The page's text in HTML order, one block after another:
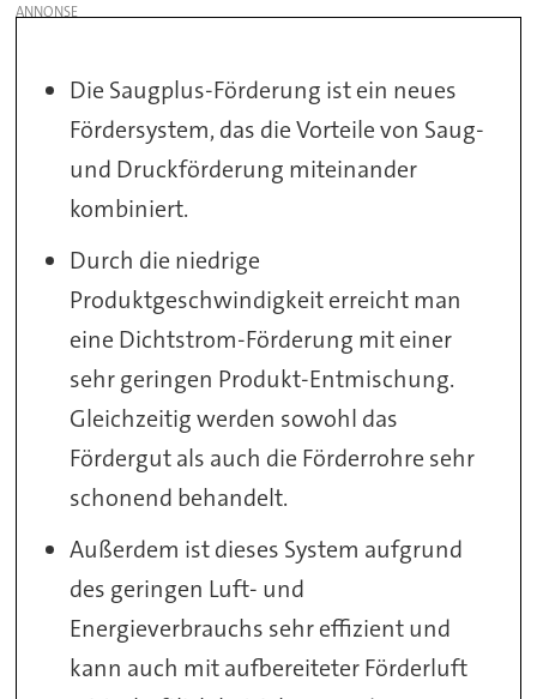
Die Saugplus-Förderung ist ein neues
Fördersystem, das die Vorteile von Saug-
und Druckförderung miteinander
kombiniert.
Durch die niedrige
Produktgeschwindigkeit erreicht man
eine Dichtstrom-Förderung mit einer
sehr geringen Produkt-Entmischung.
Gleichzeitig werden sowohl das
Fördergut als auch die Förderrohre sehr
schonend behandelt.
Außerdem ist dieses System aufgrund
des geringen Luft- und
Energieverbrauchs sehr effizient und
kann auch mit aufbereiteter Förderluft